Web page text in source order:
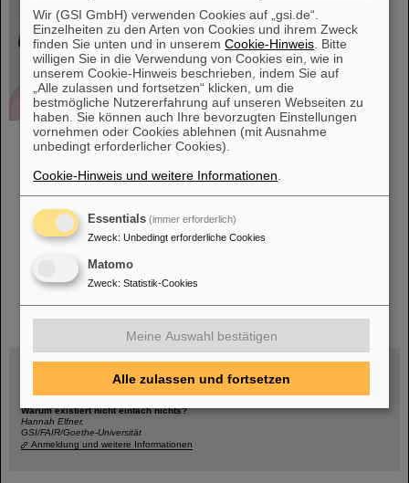
Referentin für nationale Forschungsförderung
Bundesministerium für Bildung und Forschung
(BMBF) für Abteilung Biophysik
Bundesministerium für Wirtschaft und
Klimaschutz (BMWK) für Abteilung Biophysik
Deutsche Forschungsgemeinschaft (DFG)
Deutscher Akademischer Austauschdienst
(DAAD)
Stiftungen
Telefon: +49-6159-71-2040 (GSI)
Warum existiert nicht einfach nichts?
Hannah Elfner,
GSI/FAIR/Goethe-Universität
Anmeldung und weitere Informationen
Wir (GSI GmbH) verwenden Cookies auf „gsi.de“.
Einzelheiten zu den Arten von Cookies und ihrem Zweck
finden Sie unten und in unseremCookie-Hinweis . Bitte
willigen Sie in die Verwendung von Cookies ein, wie in
unserem Cookie-Hinweis beschrieben, indem Sie auf
„Alle zulassen und fortsetzen“ klicken, um die
bestmögliche Nutzererfahrung auf unseren Webseiten zu
haben. Sie können auch Ihre bevorzugten Einstellungen
vornehmen oder Cookies ablehnen (mit Ausnahme
unbedingt erforderlicher Cookies).
Cookie-Hinweis und weitere Informationen
Essentials (immer erforderlich)
Zweck: Unbedingt erforderliche Cookies
Matomo
Zweck: Statistik-Cookies
Meine Auswahl bestätigen
Alle zulassen und fortsetzen